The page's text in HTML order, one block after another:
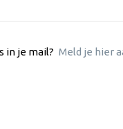
in je mail? Meld je hier